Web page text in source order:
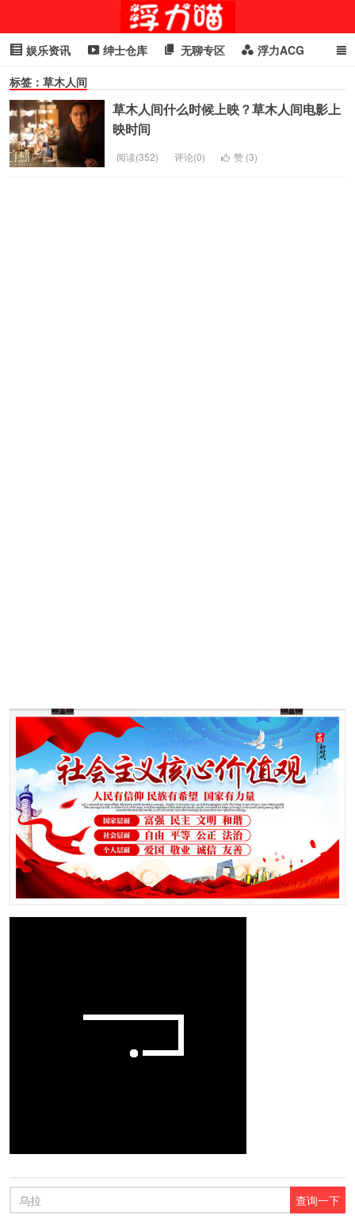
娱乐资讯 绅士仓库 无聊专区 浮力ACG
浮力GIF 明星头条
cosplay
标签：草木人间
草木人间什么时候上映？草木人间电影上
映时间
阅读(352) 评论(0) 赞 (3)